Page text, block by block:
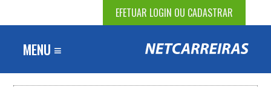
EFETUAR LOGIN OU CADASTRAR
MENU ≡